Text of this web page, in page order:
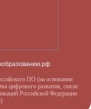
ПО (на основании
цифрового развития, связи
Российской Федерации